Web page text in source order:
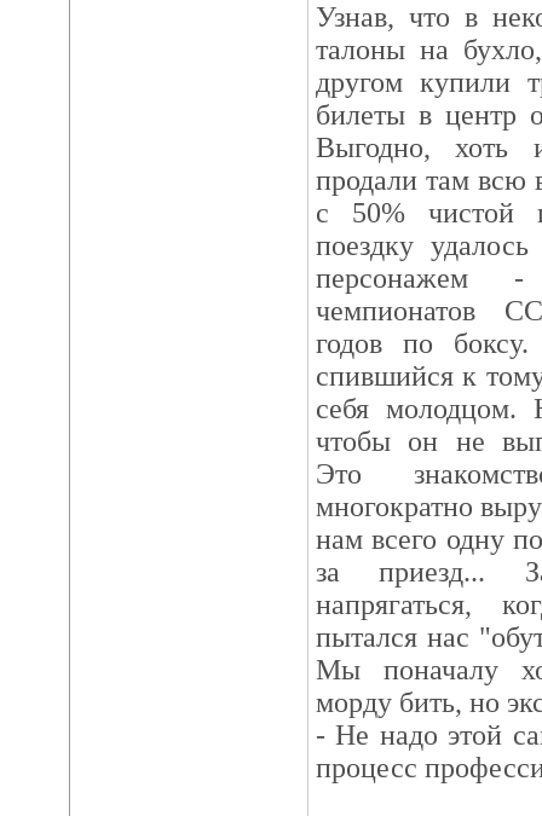
Узнав, что в
талоны на
другом купили
билеты в центр
Выгодно, хоть
продали там всю
с 50% чистой
поездку
персонажем -
чемпионатов
годов по
спившийся к
себя молодцом.
чтобы он не
Это
многократно
нам всего одну
за приезд...
напрягаться,
пытался нас
Мы поначалу
морду бить, но
- Не надо этой
процесс